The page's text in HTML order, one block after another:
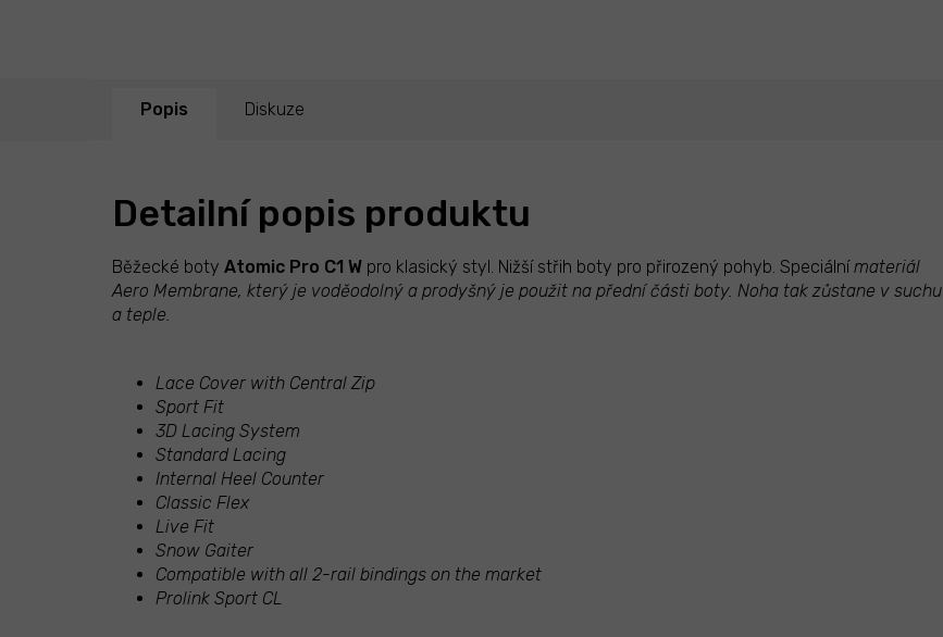
Popis Diskuze
Detailní popis produktu
Běžecké boty Atomic Pro C1 W pro klasický styl. Nižší střih boty pro přirozený pohyb. Speciálnímateriál
Aero Membrane, který je voděodolný a prodyšný je použit na přední části boty. Noha tak zůstane v suchu
a teple.
Lace Cover with Central Zip
Sport Fit
3D Lacing System
Standard Lacing
Internal Heel Counter
Classic Flex
Live Fit
Snow Gaiter
Compatible with all 2-rail bindings on the market
Prolink Sport CL